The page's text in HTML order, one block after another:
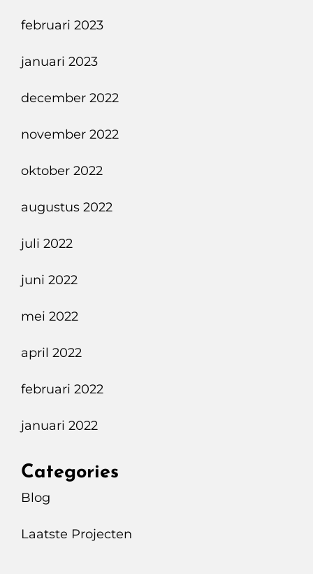
februari 2023
januari 2023
december 2022
november 2022
oktober 2022
augustus 2022
juli 2022
juni 2022
mei 2022
april 2022
februari 2022
januari 2022
Categories
Blog
Laatste Projecten